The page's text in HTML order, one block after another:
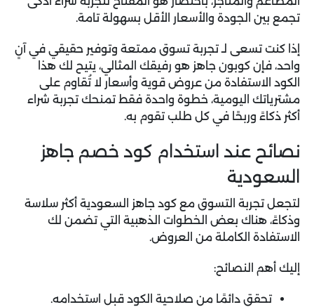
تجمع بين الجودة والأسعار الأقل بسهولة تامة.
إذا كنت تسعى لـ تجربة تسوق ممتعة وتوفير حقيقي في آنٍ
واحد، فإن كوبون جاهز هو رفيقك المثالي، يتيح لك هذا
الكود الاستفادة من عروض قوية وأسعار لا تُقاوم على
مشترياتك اليومية، خطوة واحدة فقط تمنحك تجربة شراء
أكثر ذكاءً وربحًا في كل طلب تقوم به.
نصائح عند استخدام كود خصم جاهز
السعودية
لتجعل تجربة التسوق مع كود جاهز السعودية أكثر سلاسة
وذكاءً، هناك بعض الخطوات الذهبية التي تضمن لك
الاستفادة الكاملة من العروض.
إليك أهم النصائح:
تحقق دائمًا من صلاحية الكود قبل استخدامه.